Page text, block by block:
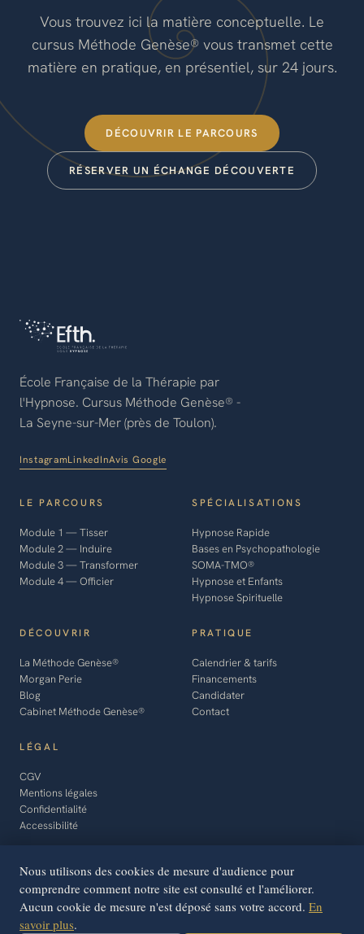
Vous trouvez ici la matière conceptuelle. Le
cursus Méthode Genèse® vous transmet cette
matière en pratique, en présentiel, sur 24 jours.
DÉCOUVRIR LE PARCOURS
RÉSERVER UN ÉCHANGE DÉCOUVERTE
École Française de la Thérapie par
l'Hypnose. Cursus Méthode Genèse® -
La Seyne-sur-Mer (près de Toulon).
InstagramLinkedInAvis Google
LE PARCOURS
Module 1 — Tisser
Module 2 — Induire
Module 3 — Transformer
Module 4 — Officier
SPÉCIALISATIONS
Hypnose Rapide
Bases en Psychopathologie
SOMA-TMO®
Hypnose et Enfants
Hypnose Spirituelle
DÉCOUVRIR
La Méthode Genèse®
Morgan Perie
Blog
Cabinet Méthode Genèse®
PRATIQUE
Calendrier & tarifs
Financements
Candidater
Contact
LÉGAL
CGV
Mentions légales
Confidentialité
Accessibilité
© 2026 EFTH - SASU · SIRET 889
609 103 00011
QUALIOPI
Gérer les
Nous utilisons des cookies de mesure d'audience pour
comprendre comment notre site est consulté et l'améliorer.
Aucun cookie de mesure n'est déposé sans votre accord. En
savoir plus.